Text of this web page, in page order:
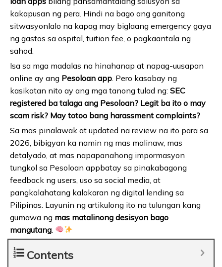
kakapusan ng pera. Hindi na bago ang ganitong
sitwasyonlalo na kapag may biglaang emergency gaya
ng gastos sa ospital, tuition fee, o pagkaantala ng
sahod.
Isa sa mga madalas na hinahanap at napag-uusapan
online ay ang Pesoloan app . Pero kasabay ng
kasikatan nito ay ang mga tanong tulad ng: SEC
registered ba talaga ang Pesoloan? Legit ba ito o may
scam risk? May totoo bang harassment complaints?
Sa mas pinalawak at updated na review na ito para sa
2026, bibigyan ka namin ng mas malinaw, mas
detalyado, at mas napapanahong impormasyon
tungkol sa Pesoloan appbatay sa pinakabagong
feedback ng users, uso sa social media, at
pangkalahatang kalakaran ng digital lending sa
Pilipinas. Layunin ng artikulong ito na tulungan kang
gumawa ng mas matalinong desisyon bago
mangutang
Contents